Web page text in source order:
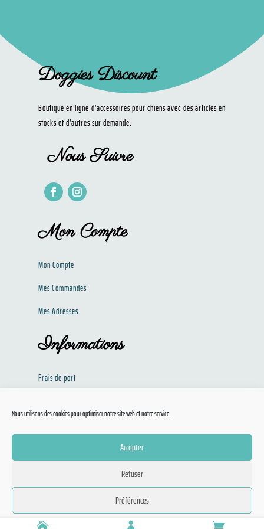
Nous utilisons des cookies pour optimiser notre site web et notre service.
Accepter
Refuser
Préférences
Doggies Discount
Boutique en ligne d’accessoires pour chiens avec des articles en
stocks et d’autres sur demande.
Nous Suivre
Mon Compte
Mon Compte
Mes Commandes
Mes Adresses
Informations
Frais de port
Doggies Discount © 2020 Tous droits réservés –Mentions Légales–CGV– Conception
ARTEM COMMUNICATION